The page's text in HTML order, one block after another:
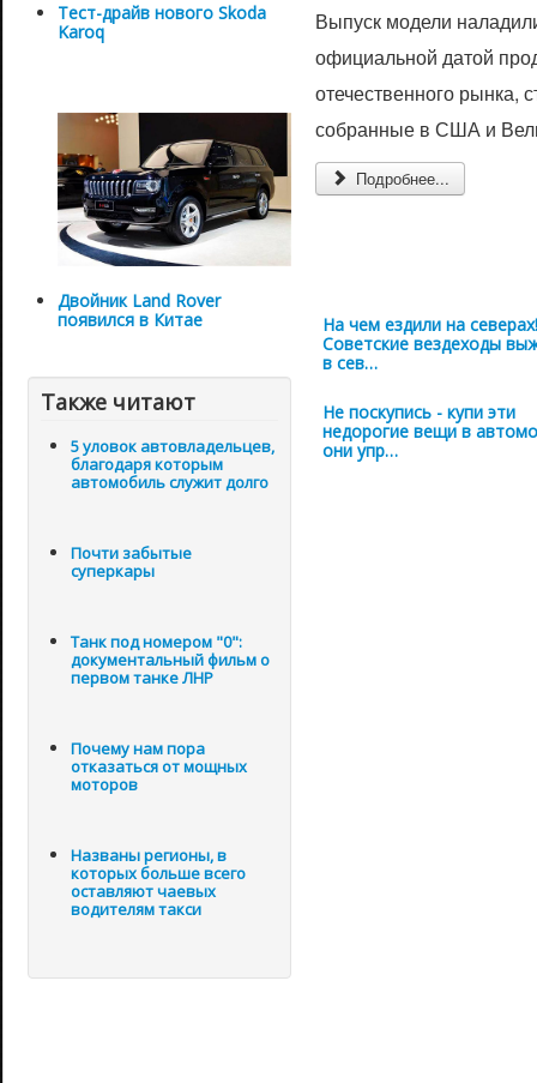
Тест-драйв нового Skoda
Karoq
Двойник Land Rover
появился в Китае
Также читают
5 уловок автовладельцев,
благодаря которым
автомобиль служит долго
Почти забытые
суперкары
Танк под номером "0":
документальный фильм о
первом танке ЛНР
Почему нам пора
отказаться от мощных
моторов
Названы регионы, в
которых больше всего
оставляют чаевых
водителям такси
Выпуск модели
официальной датой
отечественного рынка,
собранные в США и
Подробнее...
На чем ездили на северах!
Советские вездеходы
в сев…
Не поскупись - купи эти
недорогие вещи в
они упр…